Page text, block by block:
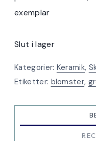
exemplar
Slut i lager
Kategorier: Keramik,
Etiketter: blomster,